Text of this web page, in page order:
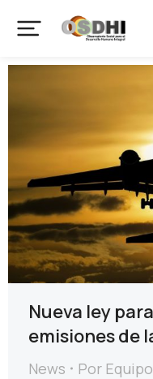
Nueva ley
emisiones de
News Por